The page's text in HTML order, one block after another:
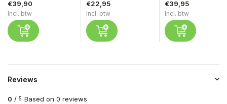
€39,90
Incl. btw
€22,95
Incl. btw
€39,95
Incl. btw
Reviews
0 / 5 Based on 0 reviews